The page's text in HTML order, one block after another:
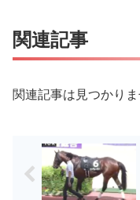
関連記事
関連記事は見つかりま